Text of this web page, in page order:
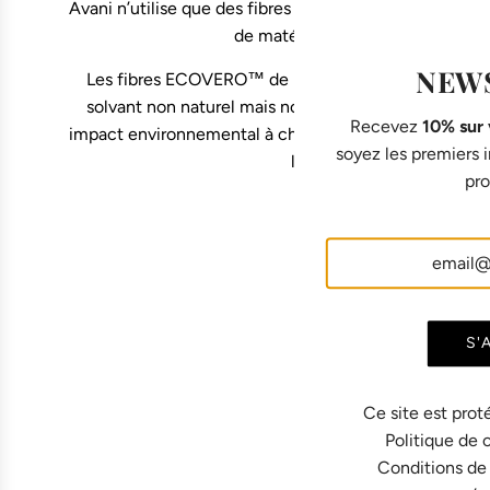
Avani n’utilise que des fibres ECOVERO™ de
de matériaux dérivés de fibres
Les fibres ECOVERO™ de Lenzing sont très
solvant non naturel mais non toxique et de l’eau.
impact environnemental à chaque étape, de la
la viscose traditionnelle
Recevez 10%
soyez les premiers
Ce site est
Politique de
Conditions